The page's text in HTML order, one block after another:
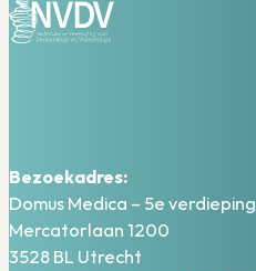
Bezoekadres:
Domus Medica – 5e verdieping
Mercatorlaan 1200
3528 BL Utrecht